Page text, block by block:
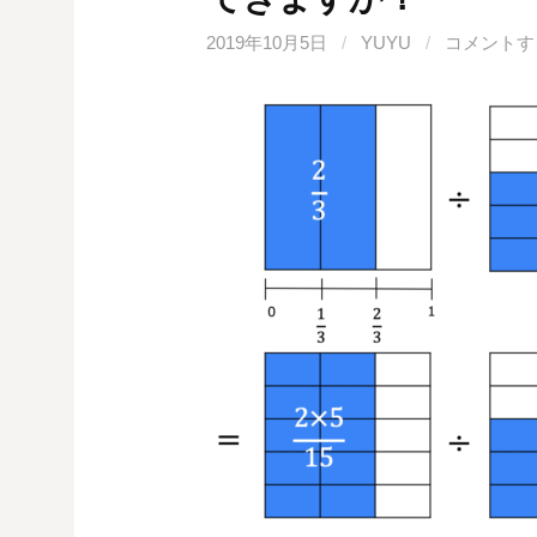
k
2019年10月5日 / YUYU / コメント